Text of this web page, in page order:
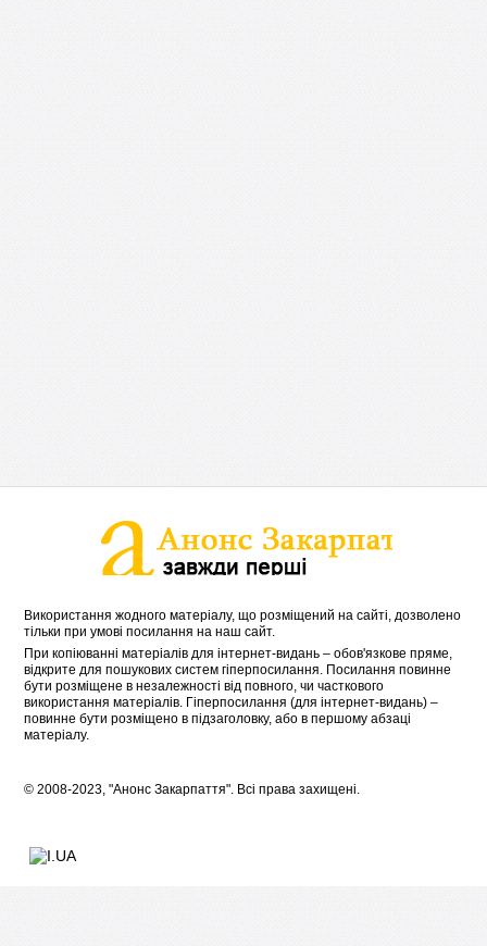
Використання жодного матеріалу, що розміщений на сайті, дозволено
тільки при умові посилання на наш сайт.
При копіюванні матеріалів для інтернет-видань – обов'язкове пряме,
відкрите для пошукових систем гіперпосилання. Посилання повинне
бути розміщене в незалежності від повного, чи часткового
використання матеріалів. Гіперпосилання (для інтернет-видань) –
повинне бути розміщено в підзаголовку, або в першому абзаці
матеріалу.
© 2008-2023, "Анонс Закарпаття". Всі права захищені.